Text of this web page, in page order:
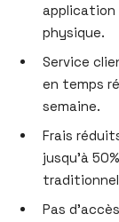
application
physique.
Service
en temps
semaine.
Frais
jusqu’à
Pas